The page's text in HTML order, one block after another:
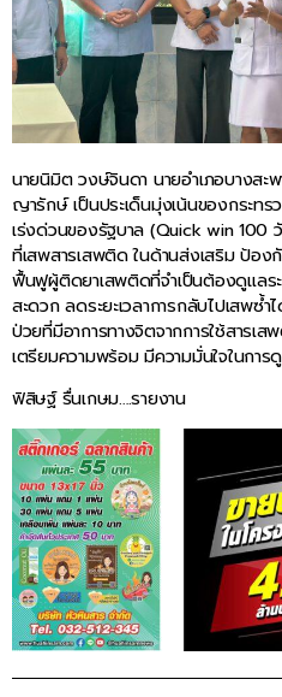
นายนิมิต วงษ์จินดา นายอำเภอบางส
ญารักษ์ เป็นประเด็นมุ่งเน้นของกระท
เร่งด่วนของรัฐบาล (Quick win
ที่เสพสารเสพติด ในด้านส่งเสริม ป้อง
ฟื้นฟูผู้ติดยาเสพติดที่จำเป็นต้องดูแลระ
สะดวก ลดระยะเวลาการกลับไปเสพ
ป่วยที่มีอาการทางจิตจากการใช้สารเ
เตรียมความพร้อม มีความมั่นใจในกา
ฟิสิษฐ์ รื่นเกษม….รายงาน